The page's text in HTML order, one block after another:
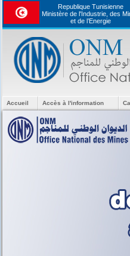
Republique Tunisienne
Ministère de l'Industrie, des
et de l’Energie
Accueil Accès à l'information